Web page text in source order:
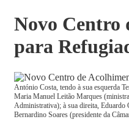
Novo Centro
para
António Costa, tendo à sua esquerda
Maria Manuel Leitão Marques
Administrativa); à sua direita,
Bernardino Soares (presidente da